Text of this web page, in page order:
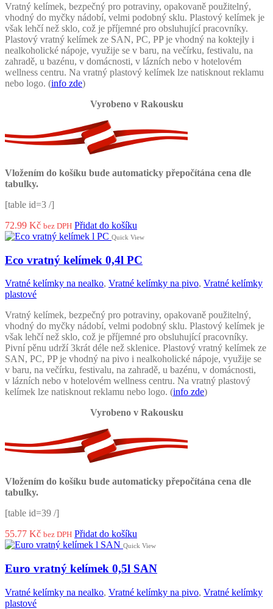
Vratný kelímek, bezpečný pro potraviny, opakovaně použitelný,
vhodný do myčky nádobí, velmi podobný sklu. Plastový kelímek je
však lehčí než sklo, což je příjemné pro obsluhující pracovníky.
Plastový vratný kelímek ze SAN, PC, PP je vhodný na koktejly i
nealkoholické nápoje, využije se v baru, na večírku, festivalu, na
zahradě, u bazénu, v domácnosti, v lázních nebo v hotelovém
wellness centru. Na vratný plastový kelímek lze natisknout reklamu
nebo logo. (info zde)
Vyrobeno v Rakousku
Vložením do košíku bude automaticky přepočítána cena dle
tabulky.
[table id=3 /]
72.99 Kč bez DPH Přidat do košíku
Quick View
Eco vratný kelímek 0,4l PC
Vratné kelímky na nealko, Vratné kelímky na pivo, Vratné kelímky
plastové
Vratný kelímek, bezpečný pro potraviny, opakovaně použitelný,
vhodný do myčky nádobí, velmi podobný sklu. Plastový kelímek je
však lehčí než sklo, což je příjemné pro obsluhující pracovníky.
Pivní pěnu udrží 3krát déle než sklenice. Plastový vratný kelímek ze
SAN, PC, PP je vhodný na pivo i nealkoholické nápoje, využije se
v baru, na večírku, festivalu, na zahradě, u bazénu, v domácnosti,
v lázních nebo v hotelovém wellness centru. Na vratný plastový
kelímek lze natisknout reklamu nebo logo. (info zde)
Vyrobeno v Rakousku
Vložením do košíku bude automaticky přepočítána cena dle
tabulky.
[table id=39 /]
55.77 Kč bez DPH Přidat do košíku
Quick View
Euro vratný kelímek 0,5l SAN
Vratné kelímky na nealko, Vratné kelímky na pivo, Vratné kelímky
plastové